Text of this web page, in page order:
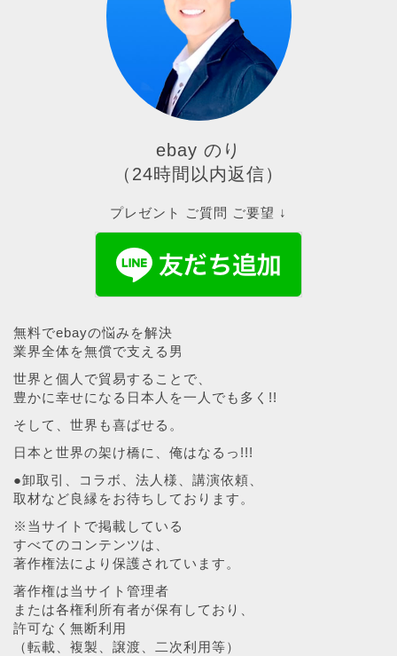
ebay のり
（24時間以内返信）
プレゼント ご質問 ご要望 ↓
無料でebayの悩みを解決
業界全体を無償で支える男
世界と個人で貿易することで、
豊かに幸せになる日本人を一人でも多く!!
そして、世界も喜ばせる。
日本と世界の架け橋に、俺はなるっ!!!
●卸取引、コラボ、法人様、講演依頼、
取材など良縁をお待ちしております。
※当サイトで掲載している
すべてのコンテンツは、
著作権法により保護されています。
著作権は当サイト管理者
または各権利所有者が保有しており、
許可なく無断利用
（転載、複製、譲渡、二次利用等）